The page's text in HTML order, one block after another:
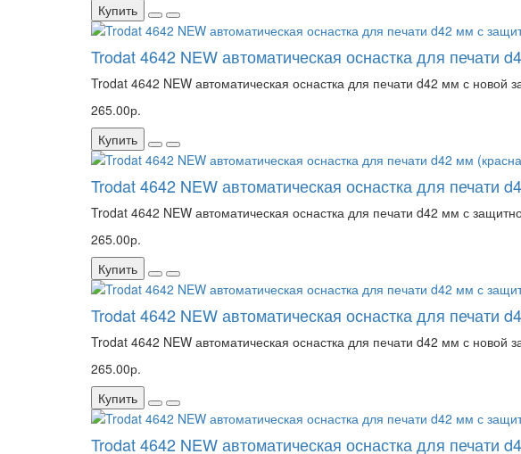
Купить
Trodat 4642 NEW автоматическая оснастка для печати
Trodat 4642 NEW автоматическая оснастка для печати d42 мм с новой
265.00р.
Купить
Trodat 4642 NEW автоматическая оснастка для печати
Trodat 4642 NEW автоматическая оснастка для печати d42 мм с
265.00р.
Купить
Trodat 4642 NEW автоматическая оснастка для
Trodat 4642 NEW автоматическая оснастка для печати d42 мм с
265.00р.
Купить
Trodat 4642 NEW автоматическая оснастка для печати